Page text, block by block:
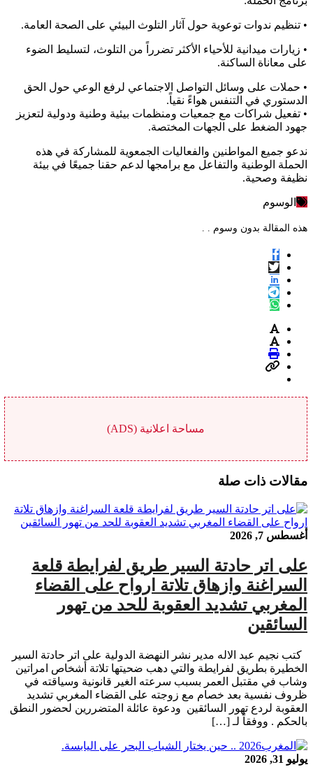
• تنظيم ندوات توعوية حول آثار التلوث البيئي على الصحة العامة.
• زيارات ميدانية للأحياء الأكثر تضرراً من التلوث، لتسليط الضوء
على معاناة الساكنة.
• حملات على وسائل التواصل الاجتماعي لرفع الوعي حول الحق
الدستوري في التنفس هواءً نقياً.
• تفعيل شراكات مع جمعيات ومنظمات بيئية وطنية ودولية لتعزيز
جهود الضغط على الجهات المختصة.
ندعو جميع المواطنين والفعاليات الجمعوية للمشاركة في هذه
الحملة الوطنية والتفاعل مع برامجها لدعم حقنا جميعًا في بيئة
نظيفة وصحية.
الوسوم
هذه المقالة بدون وسوم . .
مساحة اعلانية (ADS)
مقالات ذات صلة
أغسطس 7, 2026
على اتر حادتة السير طريق لفرايطة قلعة
السراغنة وازهاق تلاتة ارواح على القضاء
المغربي تشديد العقوبة للحد من تهور
السائقين
كتب نجيم عبد الاله مدير نشر النهضة الدولية على اتر حادتة السير
الخطيرة بطريق لفرايطة والتي دهب ضحيتها تلاتة أشخاص امراتين
وشاب في مقتبل العمر بسبب سرعته الغير قانونية وسياقته في
ظروف نفسية بعد خصام مع زوجته على القضاء المغربي تشديد
العقوبة لردع تهور السائقين ودعوة عائلة المتضررين لحضور النطق
بالحكم . ووفقاً لـ […]
يوليو 31, 2026